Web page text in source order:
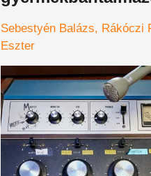
szólt, Sebestyén
szava elakadt,
nélküli reakció
Sebestyén Balázs
Rákóczi
Eszter